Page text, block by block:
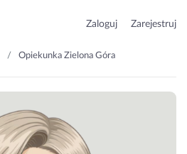
Zaloguj Zarejestruj
Opiekunka Zielona Góra